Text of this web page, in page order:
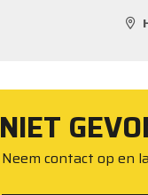
NIET
Neem contact op en